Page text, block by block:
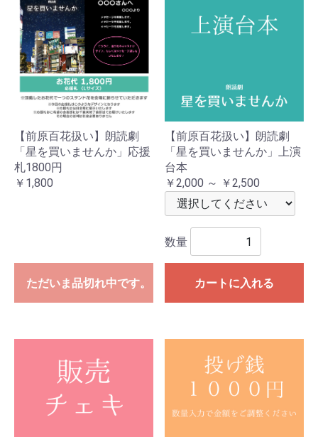
【前原百花扱い】朗読劇
「星を買いませんか」応援
札1800円
￥1,800
ただいま品切れ中です。
【前原百花扱い】朗読劇
「星を買いませんか」上演
台本
￥2,000 ～ ￥2,500
数量
カートに入れる